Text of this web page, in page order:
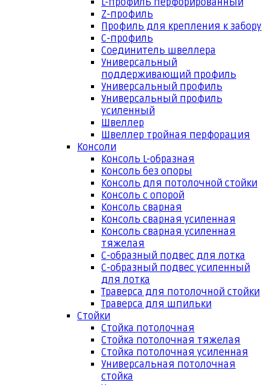
L-профиль перфорированный
Z-профиль
Профиль для крепления к забору
С-профиль
Соединитель швеллера
Универсальный
поддерживающий профиль
Универсальный профиль
Универсальный профиль
усиленный
Швеллер
Швеллер тройная перфорация
Консоли
Консоль L-образная
Консоль без опоры
Консоль для потолочной стойки
Консоль с опорой
Консоль сварная
Консоль сварная усиленная
Консоль сварная усиленная
тяжелая
С-образный подвес для лотка
С-образный подвес усиленный
для лотка
Траверса для потолочной стойки
Траверса для шпильки
Стойки
Стойка потолочная
Стойка потолочная тяжелая
Стойка потолочная усиленная
Универсальная потолочная
стойка